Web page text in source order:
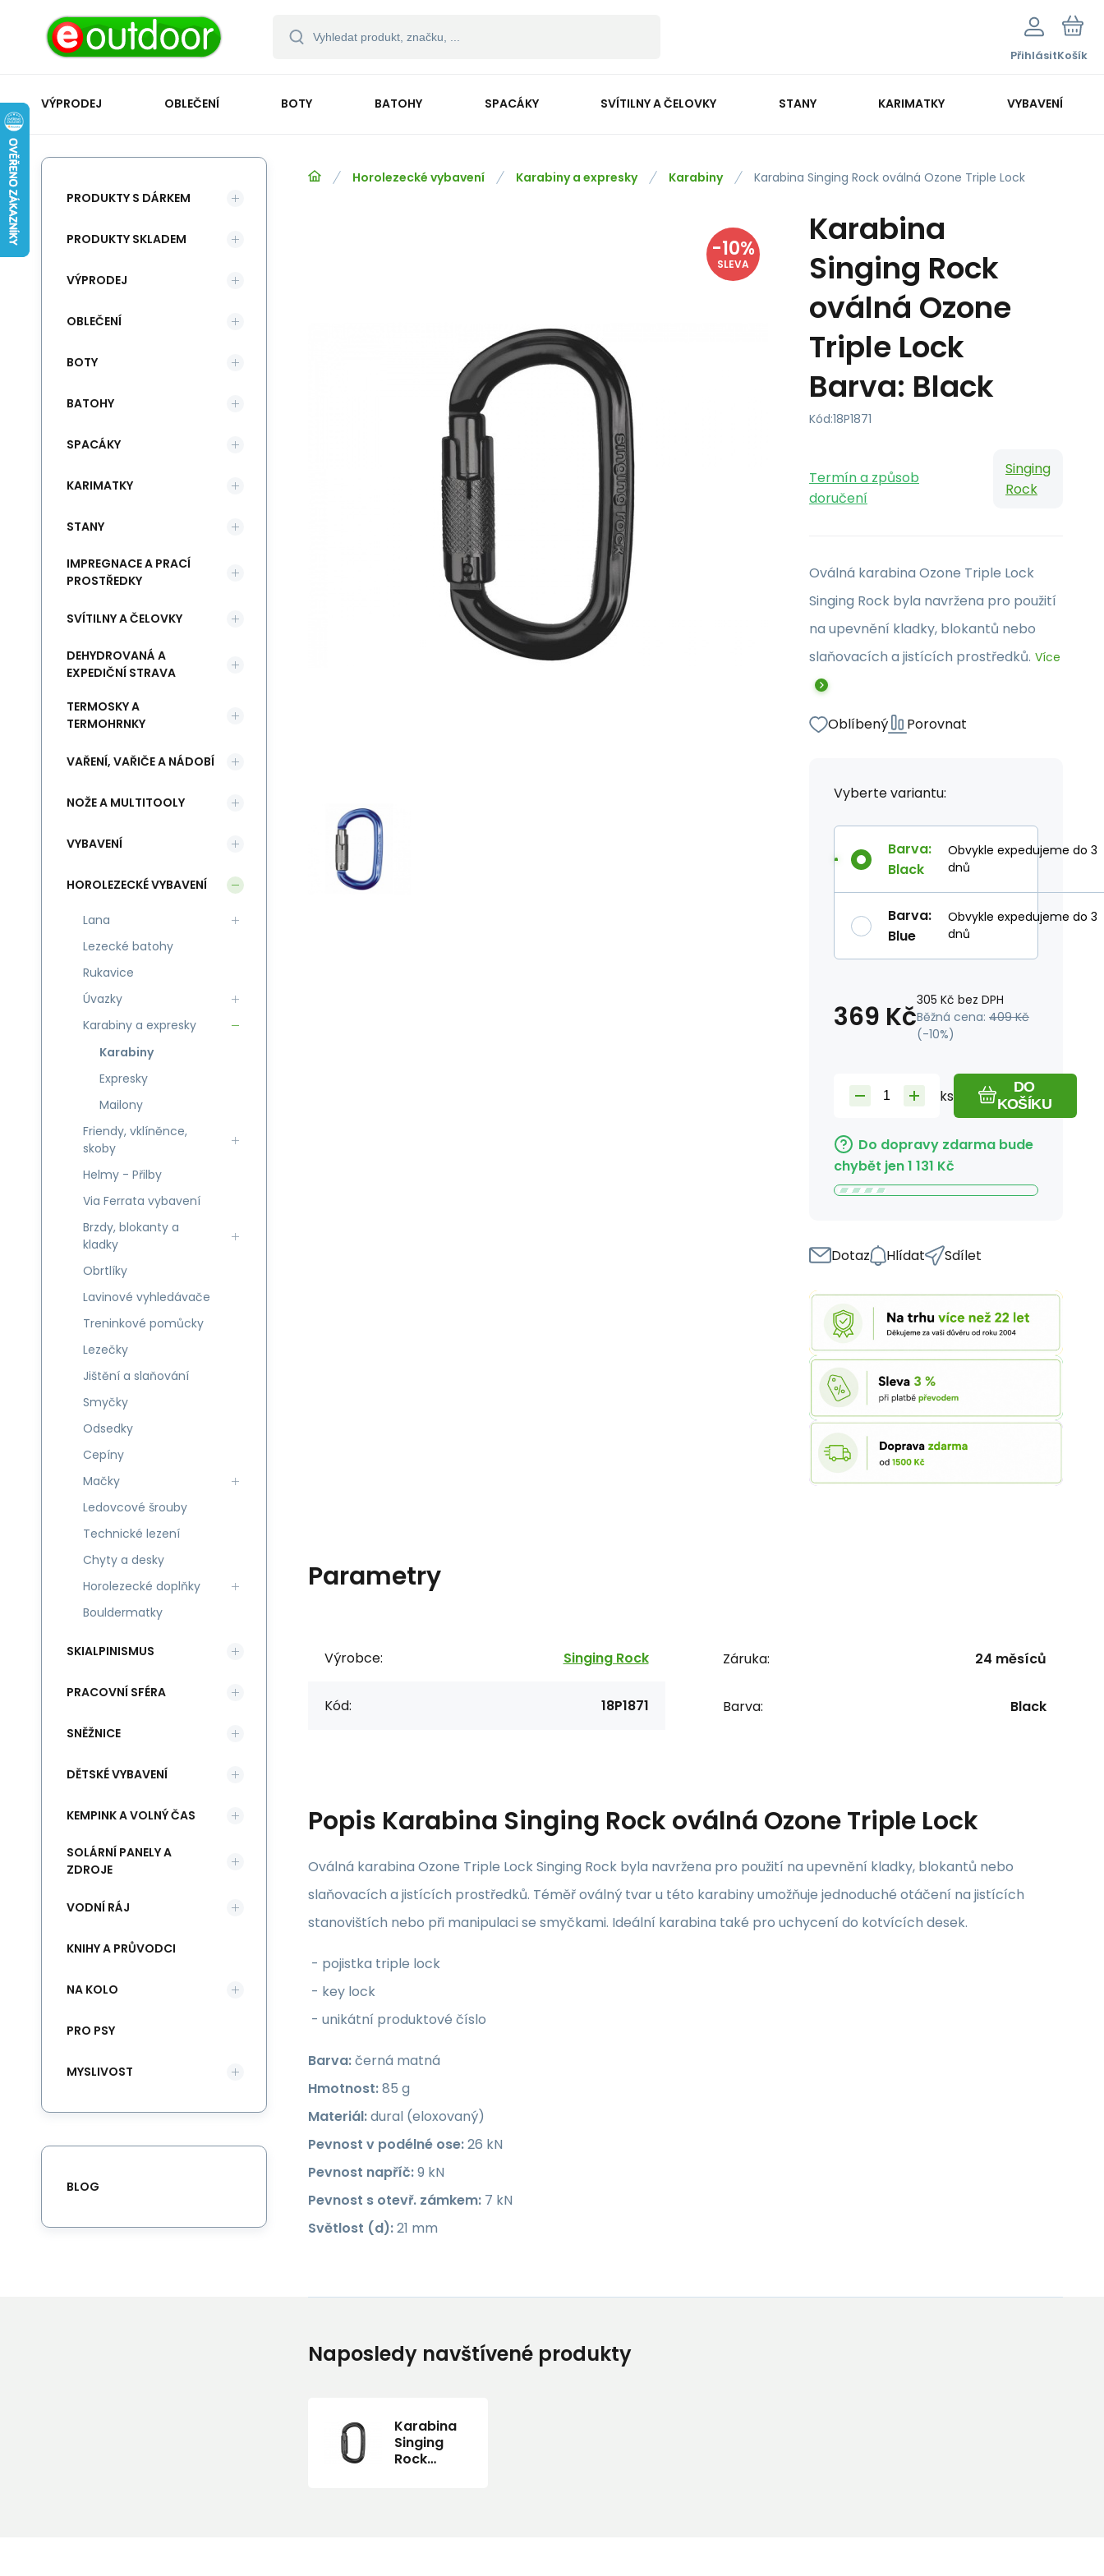
PřihlásitKošík
VÝPRODEJ OBLEČENÍ BOTY BATOHY SPACÁKY SVÍTILNY A ČELOVKY STANY KARIMATKY VYBAVENÍ
Horolezecké vybavení Karabiny a expresky Karabiny Karabina Singing Rock oválná Ozone Triple Lock
-10%
SLEVA
Karabina
Singing Rock
oválná Ozone
Triple Lock
Barva: Black
Kód:18P1871
Termín a způsob
doručení
Singing
Rock
Oválná karabina Ozone Triple Lock
Singing Rock byla navržena pro použití
na upevnění kladky, blokantů nebo
slaňovacích a jistících prostředků. Více
Oblíbený Porovnat
Vyberte variantu:
Barva:
Black
Obvykle expedujeme do 3
dnů
Barva:
Blue
Obvykle expedujeme do 3
dnů
369 Kč305 Kč bez DPH
Běžná cena: 409 Kč
(-10%)
ks
DO
KOŠÍKU
Do dopravy zdarma bude
chybět jen1 131 Kč
Dotaz Hlídat Sdílet
Parametry
Výrobce: Singing Rock
Kód: 18P1871
Záruka: 24 měsíců
Barva: Black
Popis Karabina Singing Rock oválná Ozone Triple Lock
Oválná karabina Ozone Triple Lock Singing Rock byla navržena pro použití na upevnění kladky, blokantů nebo
slaňovacích a jistících prostředků. Téměř oválný tvar u této karabiny umožňuje jednoduché otáčení na jistících
stanovištích nebo při manipulaci se smyčkami. Ideální karabina také pro uchycení do kotvících desek.
- pojistka triple lock
- key lock
- unikátní produktové číslo
Barva:černá matná
Hmotnost:85 g
Materiál:dural (eloxovaný)
Pevnost v podélné ose:26 kN
Pevnost napříč:9 kN
Pevnost s otevř. zámkem: 7 kN
Světlost (d):21 mm
PRODUKTY S DÁRKEM
PRODUKTY SKLADEM
VÝPRODEJ
OBLEČENÍ
BOTY
BATOHY
SPACÁKY
KARIMATKY
STANY
IMPREGNACE A PRACÍ
PROSTŘEDKY
SVÍTILNY A ČELOVKY
DEHYDROVANÁ A
EXPEDIČNÍ STRAVA
TERMOSKY A
TERMOHRNKY
VAŘENÍ, VAŘIČE A NÁDOBÍ
NOŽE A MULTITOOLY
VYBAVENÍ
HOROLEZECKÉ VYBAVENÍ
Lana
Lezecké batohy
Rukavice
Úvazky
Karabiny a expresky
Karabiny
Expresky
Mailony
Friendy, vklíněnce,
skoby
Helmy - Přilby
Via Ferrata vybavení
Brzdy, blokanty a
kladky
Obrtlíky
Lavinové vyhledávače
Treninkové pomůcky
Lezečky
Jištění a slaňování
Smyčky
Odsedky
Cepíny
Mačky
Ledovcové šrouby
Technické lezení
Chyty a desky
Horolezecké doplňky
Bouldermatky
SKIALPINISMUS
PRACOVNÍ SFÉRA
SNĚŽNICE
DĚTSKÉ VYBAVENÍ
KEMPINK A VOLNÝ ČAS
SOLÁRNÍ PANELY A
ZDROJE
VODNÍ RÁJ
KNIHY A PRŮVODCI
NA KOLO
PRO PSY
MYSLIVOST
BLOG
Naposledy navštívené produkty
Karabina
Singing
Rock